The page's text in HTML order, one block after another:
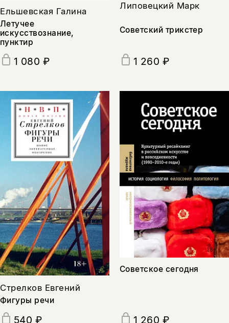
Ельшевская Галина
Летучее
искусствознание,
пунктир
1 080 ₽
Липовецкий Марк
Советский трикстер
1 260 ₽
Стрелков Евгений
Фигуры речи
540 ₽
Советское сегодня
1 260 ₽